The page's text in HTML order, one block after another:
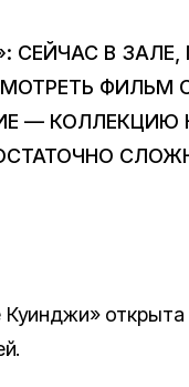
СЕЙЧАС В
ФИЛЬМ
—
открыта